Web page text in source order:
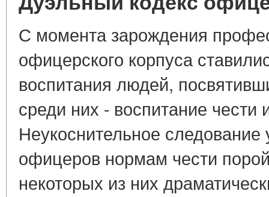
С момента зарождения
офицерского корпуса
воспитания людей,
среди них - воспитание
Неукоснительное
офицеров нормам чести
некоторых из них